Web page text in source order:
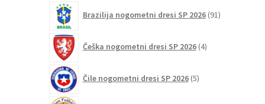
Brazilija nogometni dresi SP 2026 91izdelkov
Češka nogometni dresi SP 2026 4izdelki
Čile nogometni dresi SP 2026 5izdelkov